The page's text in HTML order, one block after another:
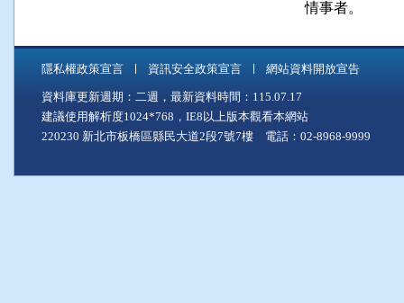
隱私權政策宣言 資訊安全政策宣言 網站資料開放宣告
資料庫更新週期：二週，最新資料時間：115.07.17
建議使用解析度1024*768，IE8以上版本觀看本網站
220230 新北市板橋區縣民大道2段7號7樓 電話：02-8968-9999